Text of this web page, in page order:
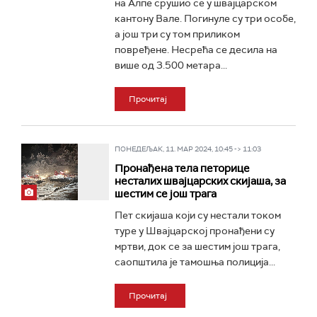
на Алпе срушио се у швајцарском
кантону Вале. Погинуле су три особе,
а још три су том приликом
повређене. Несрећа се десила на
више од 3.500 метара...
Прочитај
ПОНЕДЕЉАК, 11. МАР 2024, 10:45 -> 11:03
Пронађена тела петорице
несталих швајцарских скијаша, за
шестим се још трага
Пет скијаша који су нестали током
туре у Швајцарској пронађени су
мртви, док се за шестим још трага,
саопштила је тамошња полиција...
Прочитај